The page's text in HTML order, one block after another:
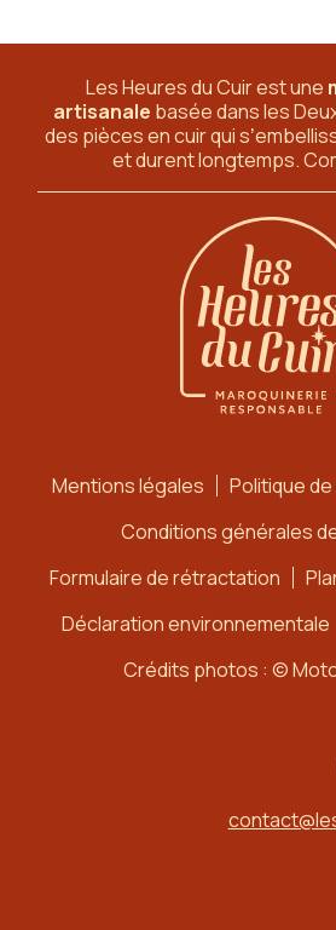
Les Heures du Cuir est une
artisanale basée dans les
des pièces en cuir qui
et durent longtemps.
Mentions légales
Politique
Conditions générales
Formulaire de rétractation
Déclaration environnementale
Crédits photos : ©